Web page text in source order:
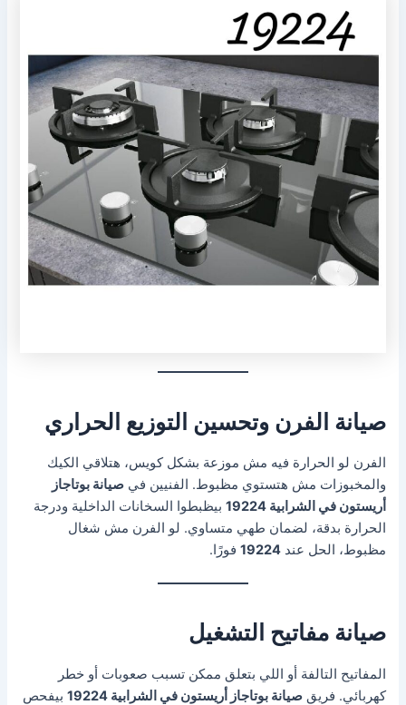
صيانة الفرن وتحسين التوزيع الحراري
الفرن لو الحرارة فيه مش موزعة بشكل كويس، هتلاقي الكيك
والمخبوزات مش هتستوي مظبوط. الفنيين فيصيانة بوتاجاز
أريستون في الشرابية 19224
بيظبطوا السخانات الداخلية ودرجة
الحرارة بدقة، لضمان طهي متساوي. لو الفرن مش شغال
مظبوط، الحل عند19224 فورًا.
صيانة مفاتيح التشغيل
المفاتيح التالفة أو اللي بتعلق ممكن تسبب صعوبات أو خطر
كهربائي. فريقصيانة بوتاجاز أريستون في الشرابية 19224
بيفحص